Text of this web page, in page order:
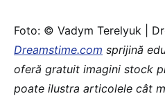
Foto: © Vadym Terelyuk |
Dreamstime.com sprijină
oferă gratuit imagini stock
poate ilustra articolele cât